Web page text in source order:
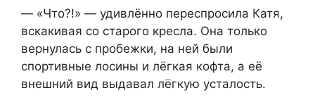
— «Что?!» — удивлённо переспросила Катя,
вскакивая со старого кресла. Она только
вернулась с пробежки, на ней были
спортивные лосины и лёгкая кофта, а её
внешний вид выдавал лёгкую усталость.